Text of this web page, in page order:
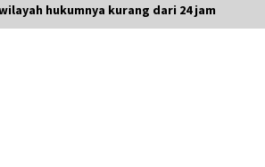
Pengedar Sabu di Dompu,
hukumnya kurang dari 24 jam